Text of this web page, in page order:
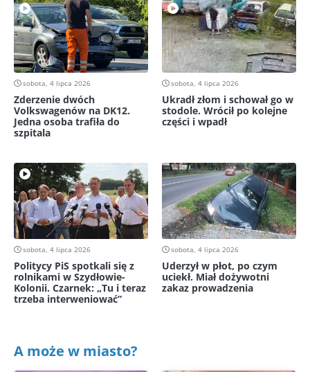
sobota, 4 lipca 2026
Zderzenie dwóch
Volkswagenów na DK12.
Jedna osoba trafiła do
szpitala
sobota, 4 lipca 2026
Ukradł złom i schował go w
stodole. Wrócił po kolejne
części i wpadł
sobota, 4 lipca 2026
Politycy PiS spotkali się z
rolnikami w Szydłowie-
Kolonii. Czarnek: „Tu i teraz
trzeba interweniować”
sobota, 4 lipca 2026
Uderzył w płot, po czym
uciekł. Miał dożywotni
zakaz prowadzenia
A może w miasto?